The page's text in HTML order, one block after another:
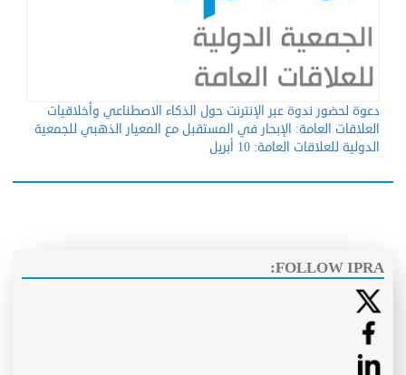
دعوة لحضور ندوة عبر الإنترنت حول الذكاء الاصطناعي وأخلاقيات
العلاقات العامة: الإبحار في المستقبل مع المعيار الذهبي للجمعية
الدولية للعلاقات العامة: 10 أبريل
FOLLOW IPRA: